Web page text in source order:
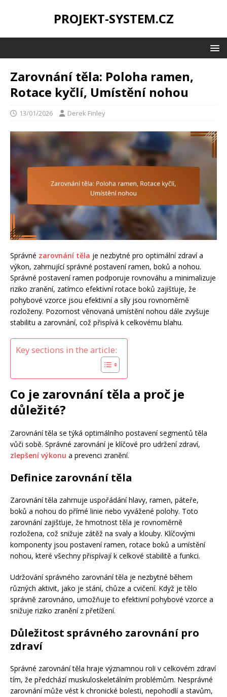
PROJEKT-SYSTEM.CZ
Zarovnání těla: Poloha ramen,
Rotace kyčlí, Umístění nohou
13/01/2026 Derek Finley
Správné zarovnání těla je nezbytné pro optimální zdraví a
výkon, zahrnující správné postavení ramen, boků a nohou.
Správné postavení ramen podporuje rovnováhu a minimalizuje
riziko zranění, zatímco efektivní rotace boků zajišťuje, že
pohybové vzorce jsou efektivní a síly jsou rovnoměrně
rozloženy. Pozornost věnovaná umístění nohou dále zvyšuje
stabilitu a zarovnání, což přispívá k celkovému blahu.
Key sections in the article:
Co je zarovnání těla a proč je
důležité?
Zarovnání těla se týká optimálního postavení segmentů těla
vůči sobě. Správné zarovnání je klíčové pro udržení zdraví,
zlepšení výkonu a prevenci zranění.
Definice zarovnání těla
Zarovnání těla zahrnuje uspořádání hlavy, ramen, páteře,
boků a nohou do přímé linie nebo vyvážené polohy. Toto
zarovnání zajišťuje, že hmotnost těla je rovnoměrně
rozložena, což snižuje zátěž na svaly a klouby. Klíčovými
komponenty jsou postavení ramen, rotace boků a umístění
nohou, které všechny přispívají k celkové stabilitě a funkci.
Udržování správného zarovnání těla je nezbytné během
různých aktivit, jako je stání, chůze a cvičení. Když je tělo
správně zarovnáno, umožňuje to efektivní pohybové vzorce a
snižuje riziko zranění z přetížení.
Důležitost správného zarovnání pro
zdraví
Správné zarovnání těla hraje významnou roli v celkovém zdraví
tím, že předchází muskuloskeletálním problémům. Nesprávné
zarovnání může vést k chronické bolesti, nepohodlí a stavům,